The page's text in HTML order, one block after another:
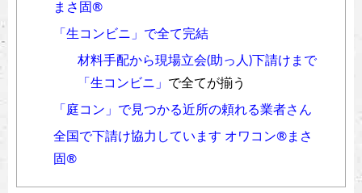
まさ固®︎
「生コンビニ」で全て完結
材料手配から現場立会(助っ人)下請けまで
「生コンビニ」 で全てが揃う
「庭コン」で見つかる近所の頼れる業者さん
全国で下請け協力しています オワコン®︎まさ
固®︎